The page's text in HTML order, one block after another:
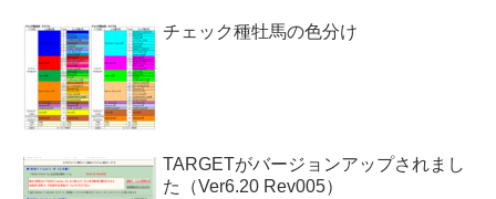
チェック種牡馬の色分け
TARGETがバージョンアップされまし
た（Ver6.20 Rev005）